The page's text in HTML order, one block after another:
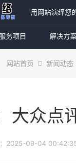
用网站演绎您
服务项目 解决方
网站首页 新闻动态
大众点
：2025-09-04